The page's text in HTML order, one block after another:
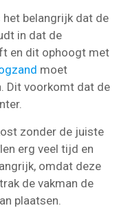
belangrijk dat de
in dat de
en dit ophoogt met
moet
Dit voorkomt dat de
zonder de juiste
erg veel tijd en
omdat deze
de vakman de
plaatsen.